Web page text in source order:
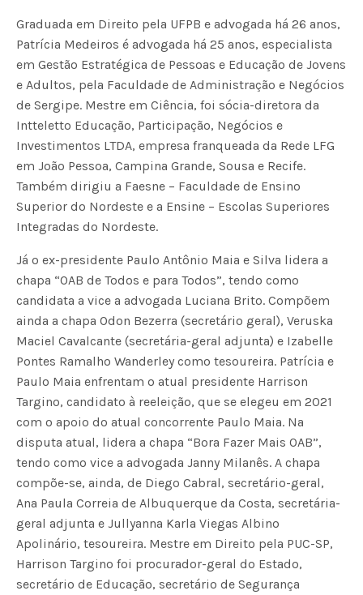
Graduada em Direito pela UFPB e advogada há 26 anos,
Patrícia Medeiros é advogada há 25 anos, especialista
em Gestão Estratégica de Pessoas e Educação de Jovens
e Adultos, pela Faculdade de Administração e Negócios
de Sergipe. Mestre em Ciência, foi sócia-diretora da
Intteletto Educação, Participação, Negócios e
Investimentos LTDA, empresa franqueada da Rede LFG
em João Pessoa, Campina Grande, Sousa e Recife.
Também dirigiu a Faesne – Faculdade de Ensino
Superior do Nordeste e a Ensine – Escolas Superiores
Integradas do Nordeste.
Já o ex-presidente Paulo Antônio Maia e Silva lidera a
chapa “OAB de Todos e para Todos”, tendo como
candidata a vice a advogada Luciana Brito. Compõem
ainda a chapa Odon Bezerra (secretário geral), Veruska
Maciel Cavalcante (secretária-geral adjunta) e Izabelle
Pontes Ramalho Wanderley como tesoureira. Patrícia e
Paulo Maia enfrentam o atual presidente Harrison
Targino, candidato à reeleição, que se elegeu em 2021
com o apoio do atual concorrente Paulo Maia. Na
disputa atual, lidera a chapa “Bora Fazer Mais OAB”,
tendo como vice a advogada Janny Milanês. A chapa
compõe-se, ainda, de Diego Cabral, secretário-geral,
Ana Paula Correia de Albuquerque da Costa, secretária-
geral adjunta e Jullyanna Karla Viegas Albino
Apolinário, tesoureira. Mestre em Direito pela PUC-SP,
Harrison Targino foi procurador-geral do Estado,
secretário de Educação, secretário de Segurança